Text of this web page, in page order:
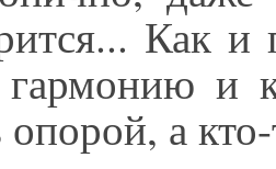
Как и
гармонию и
а